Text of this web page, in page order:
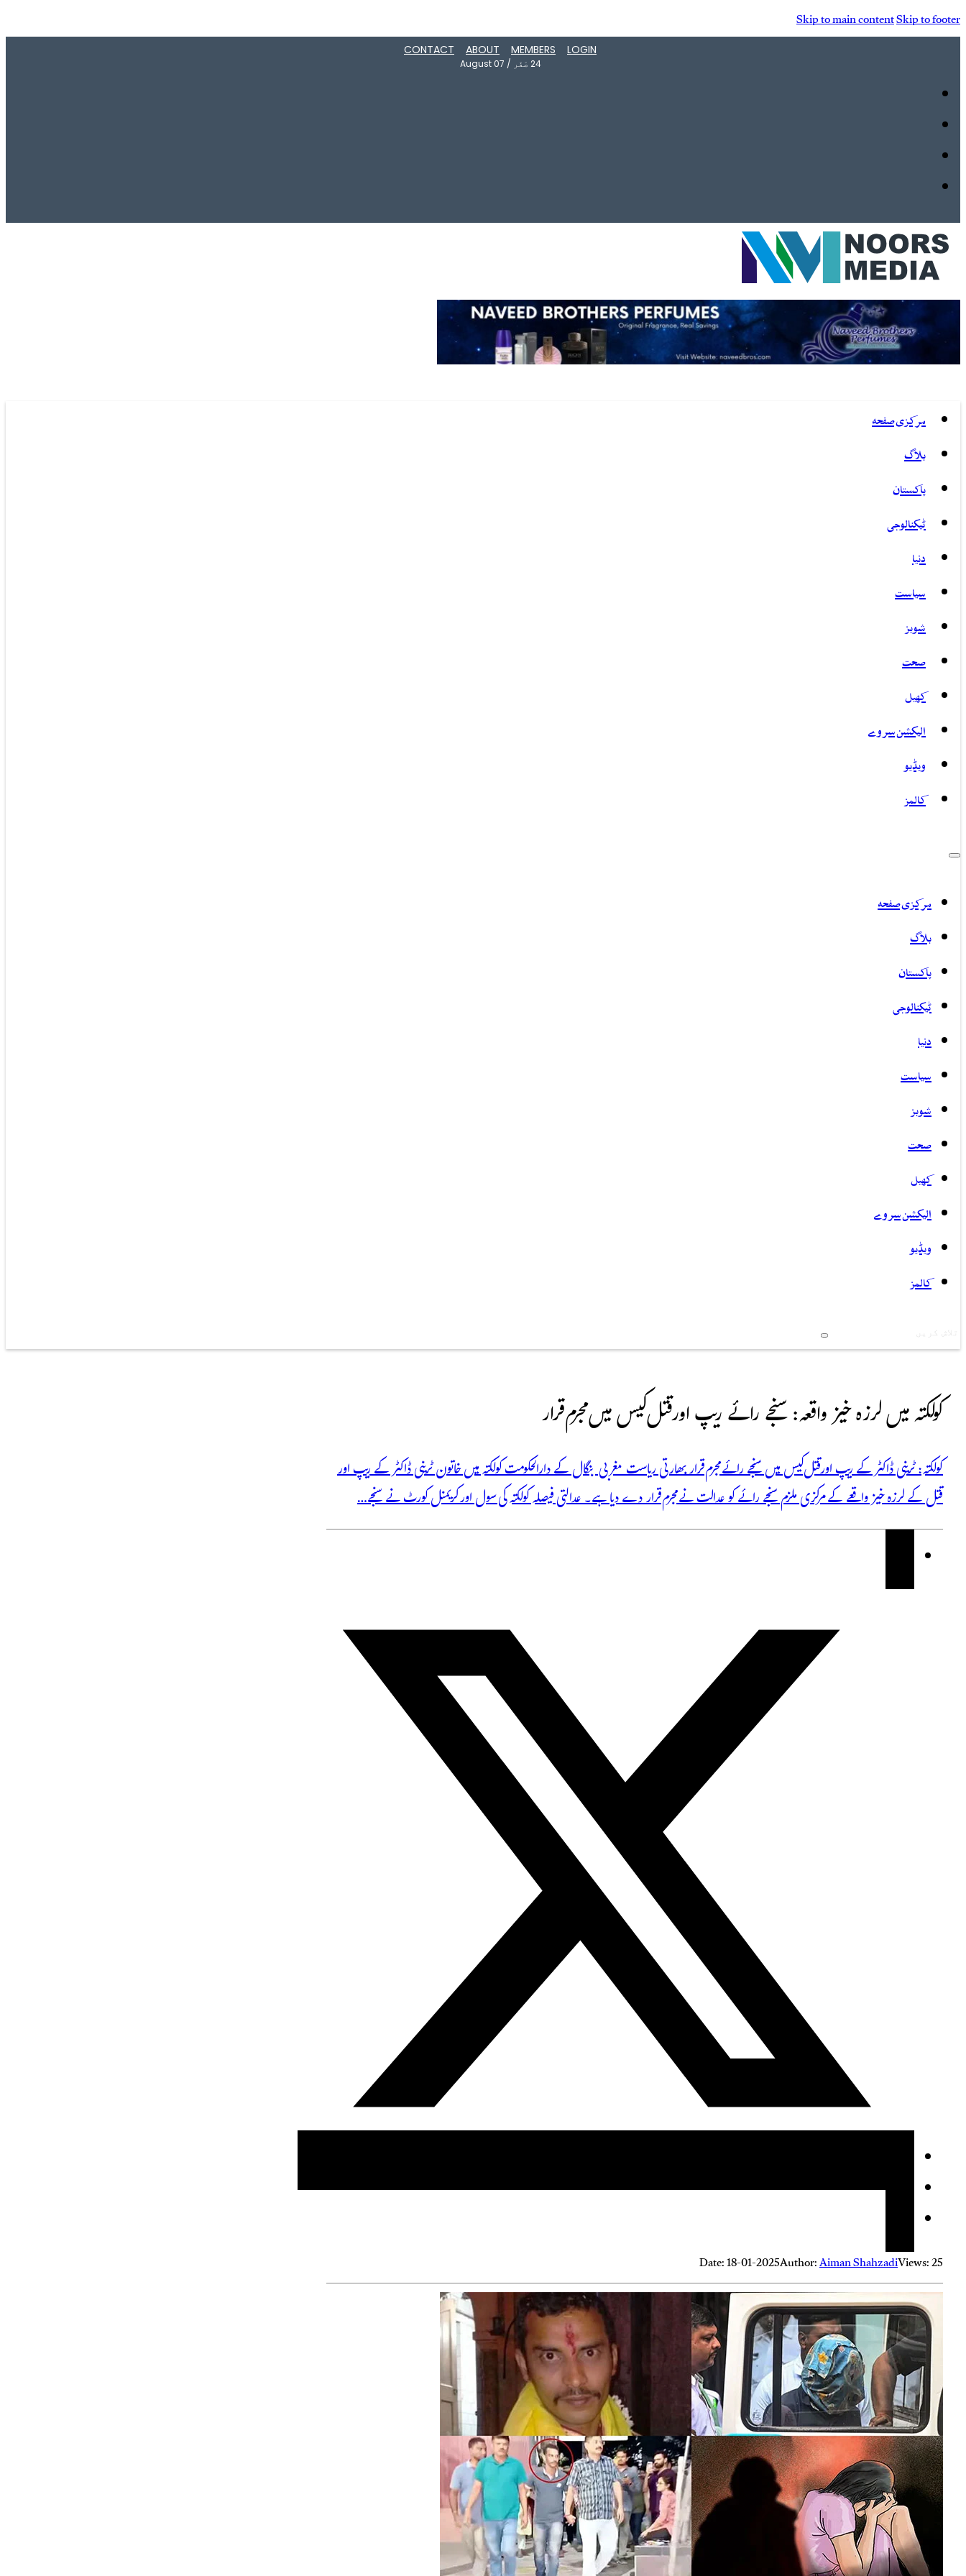
Skip to main contentSkip to footer
LOGIN
MEMBERS
ABOUT
CONTACT
24 صَفَر /
August 07
مرکزی صفحہ
بلاگ
پاکستان
ٹیکنالوجی
دنیا
سیاست
شوبز
صحت
کھیل
الیکشن سروے
ویڈیو
کالمز
مرکزی صفحہ
بلاگ
پاکستان
ٹیکنالوجی
دنیا
سیاست
شوبز
صحت
کھیل
الیکشن سروے
ویڈیو
کالمز
Search
کولکتہ میں لرزہ خیز واقعہ: سنجے رائے ریپ اور قتل کیس میں مجرم قرار
کولکتہ: ٹرینی ڈاکٹر کے ریپ اور قتل کیس میں سنجے رائے مجرم قرار بھارتی ریاست مغربی بنگال کے دارالحکومت کولکتہ میں خاتون ٹرینی ڈاکٹر کے ریپ اور
قتل کے لرزہ خیز واقعے کے مرکزی ملزم سنجے رائے کو عدالت نے مجرم قرار دے دیا ہے۔ عدالتی فیصلہ کولکتہ کی سول اور کریمنل کورٹ نے سنجے…
Date: 18-01-2025Author:Aiman ShahzadiViews: 25